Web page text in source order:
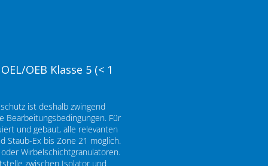
OEB Klasse 5 (< 1
ist deshalb zwingend
Für
und gebaut, alle relevanten
Staub-Ex bis Zone 21 möglich.
Wirbelschichtgranulatoren.
zwischen Isolator und